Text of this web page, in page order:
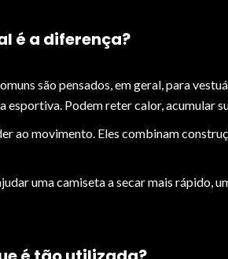
é a diferença?
são pensados, em geral, para
esportiva. Podem reter calor, acumular
ao movimento. Eles combinam
uma camiseta a secar mais rápido,